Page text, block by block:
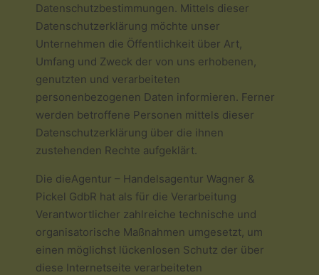
Datenschutzbestimmungen. Mittels dieser
Datenschutzerklärung möchte unser
Unternehmen die Öffentlichkeit über Art,
Umfang und Zweck der von uns erhobenen,
genutzten und verarbeiteten
personenbezogenen Daten informieren. Ferner
werden betroffene Personen mittels dieser
Datenschutzerklärung über die ihnen
zustehenden Rechte aufgeklärt.
Die dieAgentur – Handelsagentur Wagner &
Pickel GdbR hat als für die Verarbeitung
Verantwortlicher zahlreiche technische und
organisatorische Maßnahmen umgesetzt, um
einen möglichst lückenlosen Schutz der über
diese Internetseite verarbeiteten